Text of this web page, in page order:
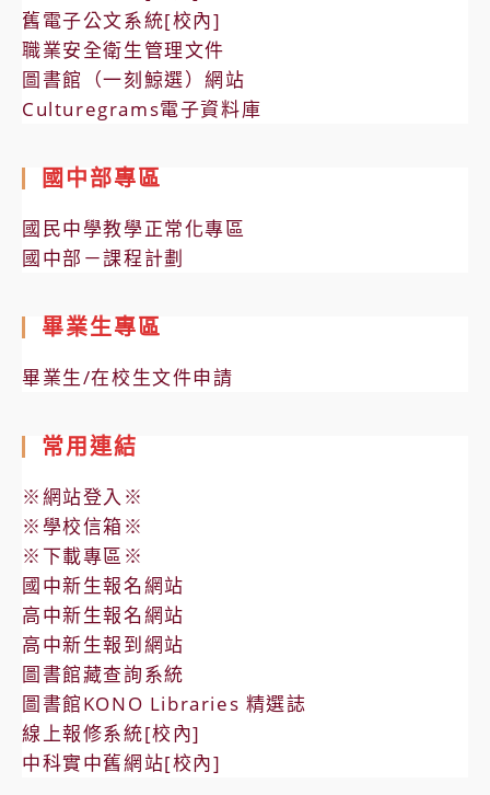
舊電子公文系統[校內]
職業安全衛生管理文件
圖書館（一刻鯨選）網站
Culturegrams電子資料庫
國中部專區
國民中學教學正常化專區
國中部－課程計劃
畢業生專區
畢業生/在校生文件申請
常用連結
※網站登入※
※學校信箱※
※下載專區※
國中新生報名網站
高中新生報名網站
高中新生報到網站
圖書館藏查詢系統
圖書館KONO Libraries 精選誌
線上報修系統[校內]
中科實中舊網站[校內]